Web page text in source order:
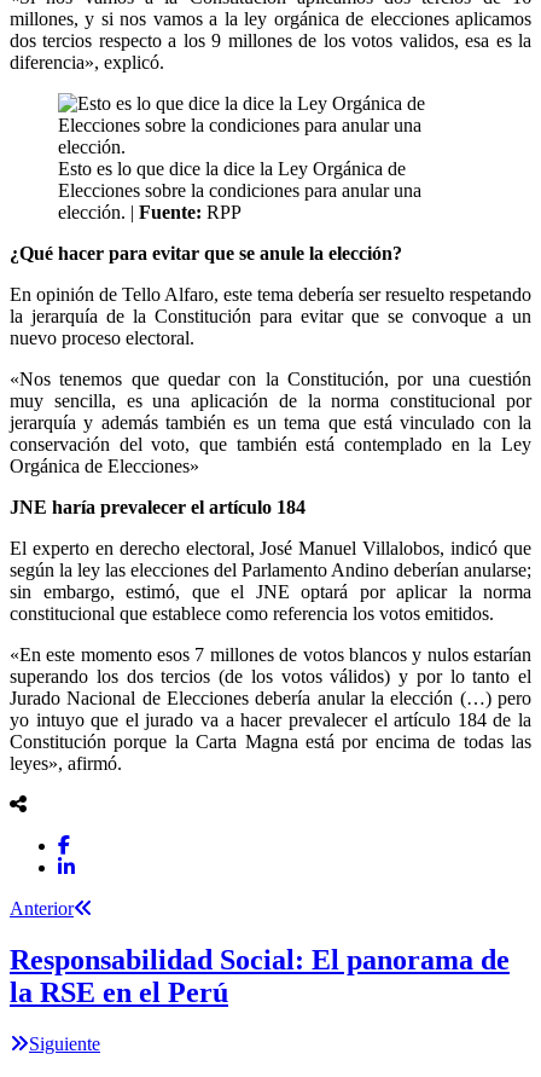
millones, y si nos vamos a la ley orgánica de elecciones aplicamos
dos tercios respecto a los 9 millones de los votos validos, esa es la
diferencia», explicó.
Esto es lo que dice la dice la Ley Orgánica de
Elecciones sobre la condiciones para anular una
elección. | Fuente: RPP
¿Qué hacer para evitar que se anule la elección?
En opinión de Tello Alfaro, este tema debería ser resuelto respetando
la jerarquía de la Constitución para evitar que se convoque a un
nuevo proceso electoral.
«Nos tenemos que quedar con la Constitución, por una cuestión
muy sencilla, es una aplicación de la norma constitucional por
jerarquía y además también es un tema que está vinculado con la
conservación del voto, que también está contemplado en la Ley
Orgánica de Elecciones»
JNE haría prevalecer el artículo 184
El experto en derecho electoral, José Manuel Villalobos, indicó que
según la ley las elecciones del Parlamento Andino deberían anularse;
sin embargo, estimó, que el JNE optará por aplicar la norma
constitucional que establece como referencia los votos emitidos.
«En este momento esos 7 millones de votos blancos y nulos estarían
superando los dos tercios (de los votos válidos) y por lo tanto el
Jurado Nacional de Elecciones debería anular la elección (…) pero
yo intuyo que el jurado va a hacer prevalecer el artículo 184 de la
Constitución porque la Carta Magna está por encima de todas las
leyes», afirmó.
Anterior
Responsabilidad Social: El panorama de
la RSE en el Perú
Siguiente